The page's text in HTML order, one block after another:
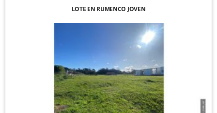
LOTE EN RUMENCO JOVEN